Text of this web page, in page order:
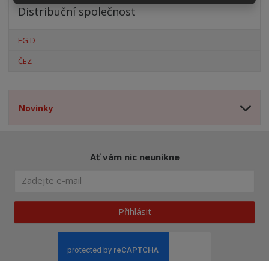
Distribuční společnost
EG.D
ČEZ
Novinky
Ať vám nic neunikne
Přihlásit